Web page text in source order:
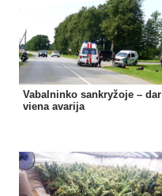
Vabalninko sankryžoje – dar
viena avarija